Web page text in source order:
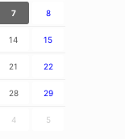
7 8
14 15
21 22
28 29
4 5